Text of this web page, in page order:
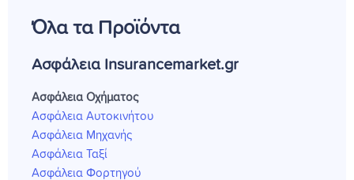
Όλα τα Προϊόντα
Ασφάλεια Insurancemarket.gr
Ασφάλεια Οχήματος
Ασφάλεια Αυτοκινήτου
Ασφάλεια Μηχανής
Ασφάλεια Ταξί
Ασφάλεια Φορτηγού